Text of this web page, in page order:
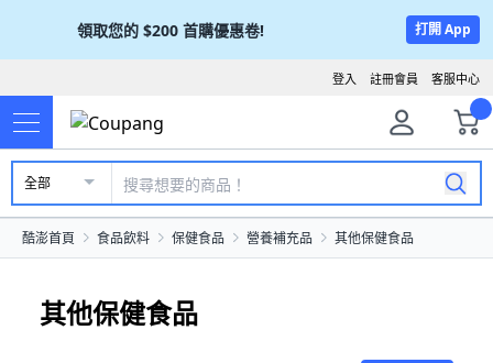
領取您的 $200 首購優惠卷! 打開 App
客服中心
註冊會員
登入
全部
酷澎首頁 食品飲料 保健食品 營養補充品 其他保健食品
其他保健食品